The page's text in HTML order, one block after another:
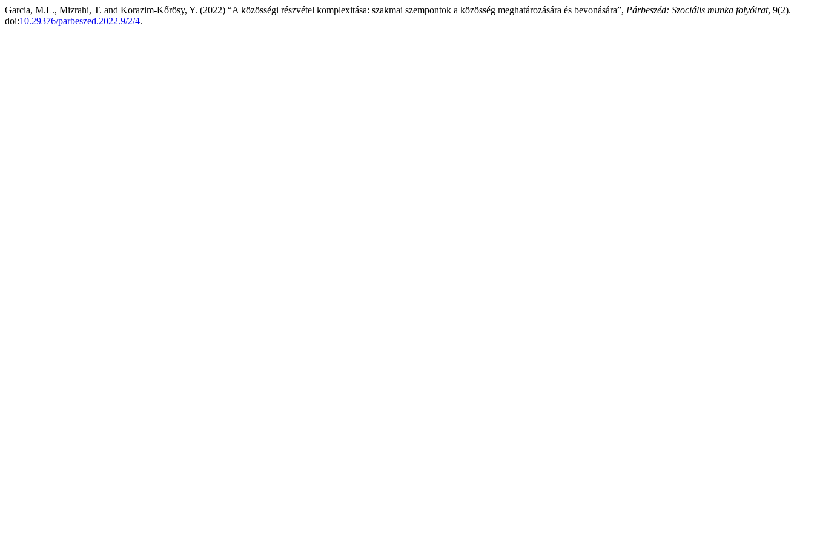
Garcia, M.L., Mizrahi, T. and Korazim-Kőrösy, Y. (2022) “A közösségi részvétel komplexitása: szakmai szempontok a közösség meghatározására és bevonására”, Párbeszéd: Szociális munka folyóirat, 9(2).
doi:10.29376/parbeszed.2022.9/2/4.